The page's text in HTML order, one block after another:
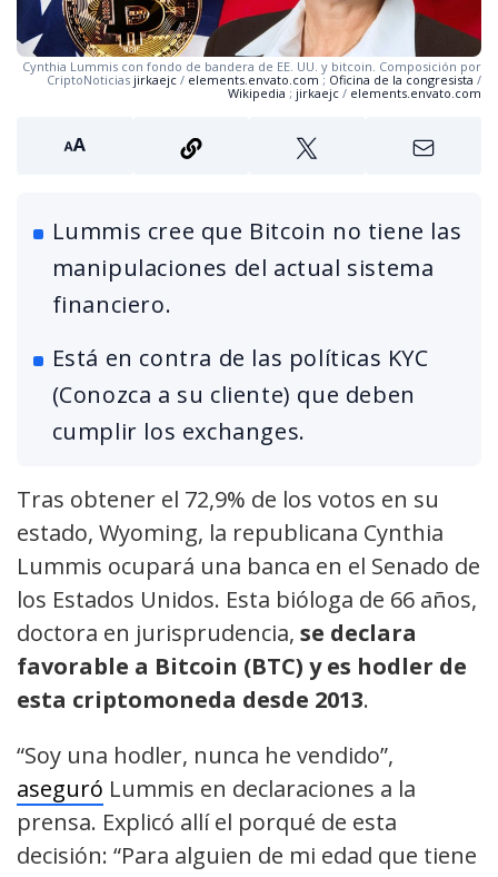
Cynthia Lummis con fondo de bandera de EE. UU. y bitcoin. Composición por
CriptoNoticias jirkaejc / elements.envato.com ; Oficina de la congresista /
Wikipedia ; jirkaejc / elements.envato.com
Lummis cree que Bitcoin no tiene las
manipulaciones del actual sistema
financiero.
Está en contra de las políticas KYC
(Conozca a su cliente) que deben
cumplir los exchanges.
Tras obtener el 72,9% de los votos en su
estado, Wyoming, la republicana Cynthia
Lummis ocupará una banca en el Senado de
los Estados Unidos. Esta bióloga de 66 años,
doctora en jurisprudencia, se declara
favorable a Bitcoin (BTC) y es hodler de
esta criptomoneda desde 2013.
“Soy una hodler, nunca he vendido”,
aseguró Lummis en declaraciones a la
prensa. Explicó allí el porqué de esta
decisión: “Para alguien de mi edad que tiene